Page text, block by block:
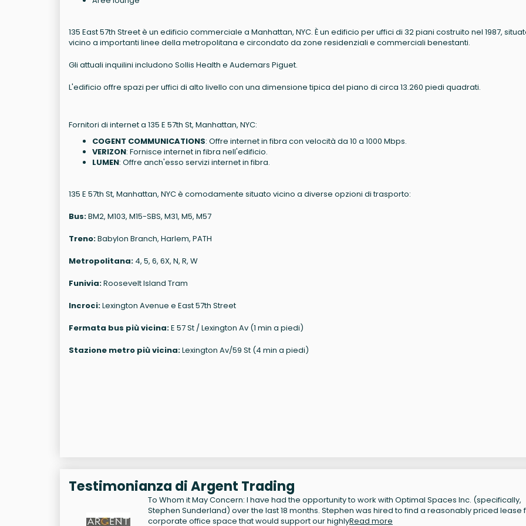
135 East 57th Street è un edificio commerciale a Manhattan, NYC. È un edificio per uffici di 32 piani costruito nel 1987,
vicino a importanti linee della metropolitana e circondato da zone residenziali e commerciali benestanti.
Gli attuali inquilini includono Sollis Health e Audemars Piguet.
L'edificio offre spazi per uffici di alto livello con una dimensione tipica del piano di circa 13.260 piedi quadrati.
Fornitori di internet a 135 E 57th St, Manhattan, NYC:
COGENT COMMUNICATIONS: Offre internet in fibra con velocità da 10 a 1000 Mbps.
VERIZON: Fornisce internet in fibra nell'edificio.
LUMEN: Offre anch'esso servizi internet in fibra.
135 E 57th St, Manhattan, NYC è comodamente situato vicino a diverse opzioni di trasporto:
Bus:BM2, M103, M15-SBS, M31, M5, M57
Treno:Babylon Branch, Harlem, PATH
Metropolitana: 4, 5, 6, 6X, N, R, W
Funivia:Roosevelt Island Tram
Incroci:Lexington Avenue e East 57th Street
Fermata bus più vicina:E 57 St / Lexington Av (1 min a piedi)
Stazione metro più vicina:Lexington Av/59 St (4 min a piedi)
Testimonianza di Argent Trading
To Whom it May Concern: I have had the opportunity to work with Optimal Spaces Inc. (specifically,
Stephen Sunderland) over the last 18 months. Stephen was hired to find a reasonably priced lease
corporate office space that would support our highlyRead more